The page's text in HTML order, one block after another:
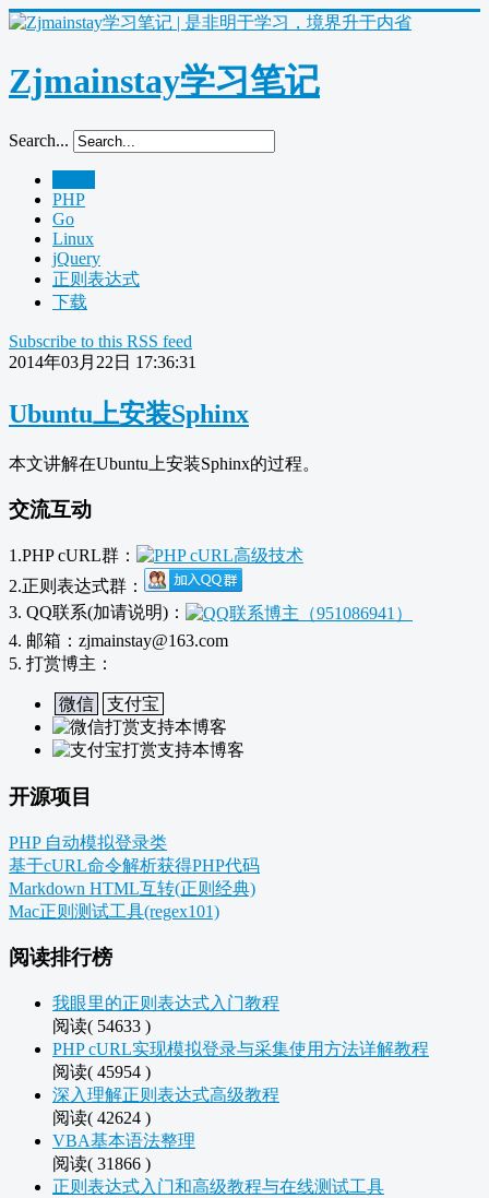
Zjmainstay学习笔记
Search...
PHP
Go
Linux
jQuery
正则表达式
下载
Subscribe to this RSS feed
2014年03月22日 17:36:31
Ubuntu上安装Sphinx
本文讲解在Ubuntu上安装Sphinx的过程。
交流互动
1.PHP cURL群：
2.正则表达式群：
3. QQ联系(加请说明)：
4. 邮箱：zjmainstay@163.com
5. 打赏博主：
微信 支付宝
开源项目
PHP 自动模拟登录类
基于cURL命令解析获得PHP代码
Markdown HTML互转(正则经典)
Mac正则测试工具(regex101)
阅读排行榜
我眼里的正则表达式入门教程
阅读( 54633 )
PHP cURL实现模拟登录与采集使用方法详解教程
阅读( 45954 )
深入理解正则表达式高级教程
阅读( 42624 )
VBA基本语法整理
阅读( 31866 )
正则表达式入门和高级教程与在线测试工具